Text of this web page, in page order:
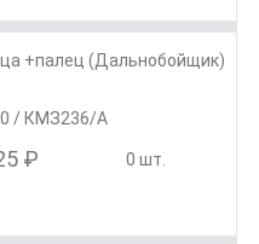
+палец (Дальнобойщик)
/ КМЗ236/А
₽ 0 шт.